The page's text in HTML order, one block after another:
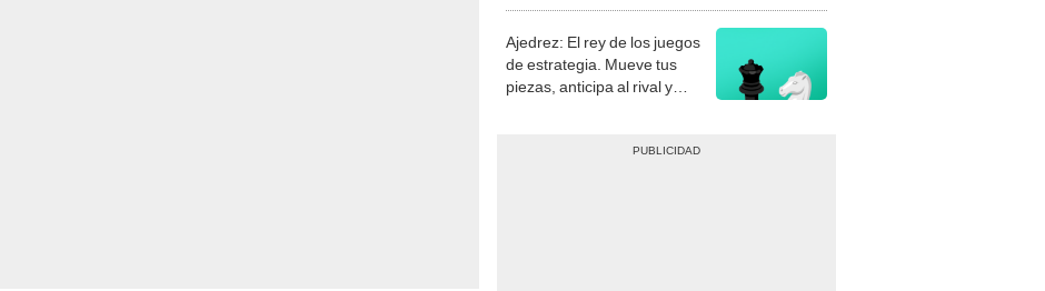
Ajedrez: El rey de los juegos
de estrategia. Mueve tus
piezas, anticipa al rival y